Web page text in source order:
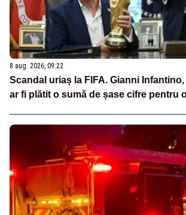
8 aug. 2026, 09:22
Scandal uriaș la FIFA. Gianni
ar fi plătit o sumă de șase cifre pentru